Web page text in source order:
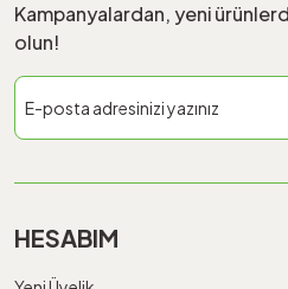
Kampanyalardan, yeni
olun!
HESABIM